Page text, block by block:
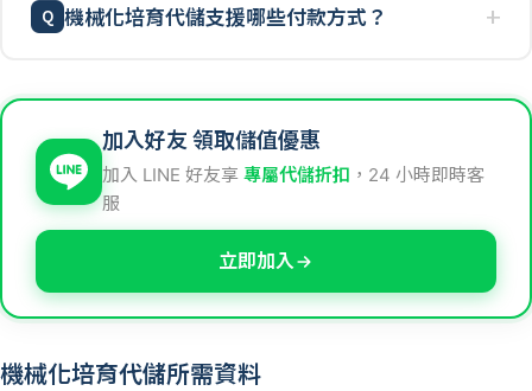
機械化培育代儲支援哪些付款方式？
加入好友 領取儲值優惠
加入 LINE 好友享 專屬代儲折扣 ，24 小時即時客
服
立即加入
機械化培育代儲所需資料